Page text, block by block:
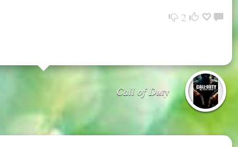
2
Call of Duty